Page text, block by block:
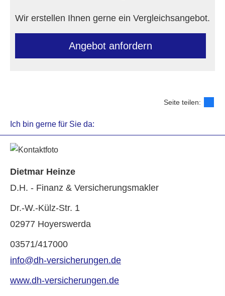
Wir erstellen Ihnen gerne ein Vergleichsangebot.
An­ge­bot an­for­dern
Seite teilen:
Ich bin gerne für Sie da:
Dietmar Heinze
D.H. - Finanz & Ver­sicherungs­makler
Dr.-W.-Külz-Str. 1
02977 Hoyerswerda
03571/417000
info@dh-versicherungen.de
www.dh-versicherungen.de